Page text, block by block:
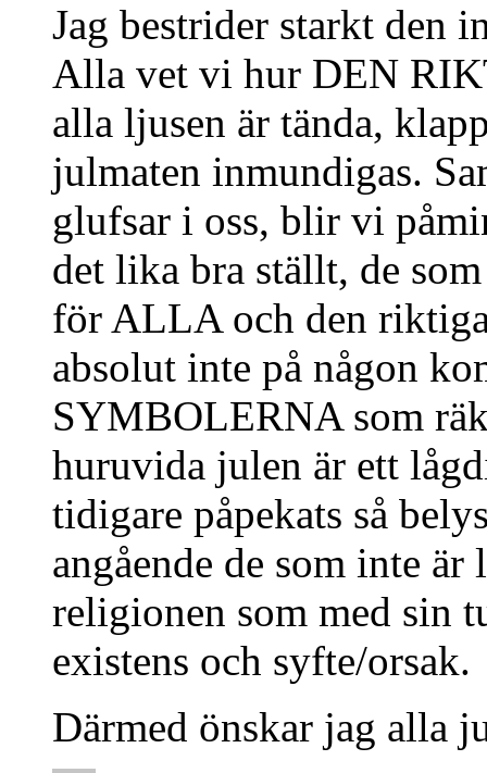
Jag bestrider starkt den
Alla vet vi hur DEN
alla ljusen är tända,
julmaten inmundigas.
glufsar i oss, blir vi
det lika bra ställt, de
för ALLA och den
absolut inte på någon
SYMBOLERNA som
huruvida julen är ett
tidigare påpekats så
angående de som inte
religionen som med sin
existens och syfte/orsak.
Därmed önskar jag alla